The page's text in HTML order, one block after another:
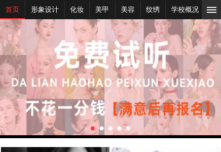
首页 形象设计 化妆 美甲 美容 纹绣 学校概况 新